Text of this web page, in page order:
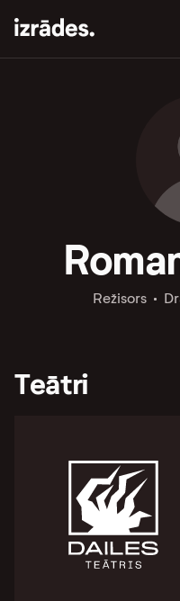
Režisors
Teātri